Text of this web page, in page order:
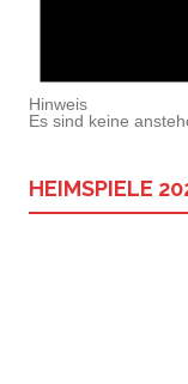
Hinweis
Es sind keine
HEIMSPIELE